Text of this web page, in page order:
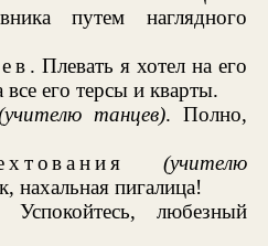
путем наглядного
. Плевать я хотел на его
его терсы и кварты.
танцев). Полно,
(учителю
нахальная пигалица!
Успокойтесь, любезный